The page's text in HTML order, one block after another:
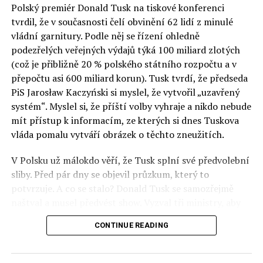
Otázky spojené s vývojem umělé inteligence budou na
fóru AI zvláště diskutovanou oblastí. Fórum AI bude
zahrnovat vyhrazenou tematickou trať skládající se z
panelů, prezentací, workshopů a speciálních akcí.
Budou diskutovány klíčové otázky vlivu umělé
inteligence ve společnosti, ale i v sektoru veřejných a
komerčních služeb. Budou se diskutovat problémy a
výzvy, kterým bude muset trh čelit tváří v tvář zásadním
technologickým změnám. Účastníci fóra také zváží, do
technologií umělé inteligence v mnoha oblastech života
umožní Evropské unii obnovit konkurenceschopnost ve
vztahu ke globálním ekonomikám a nutnosti zajistit
Polský premiér Donald Tusk na tiskové konferenci
tvrdil, že v současnosti čelí obvinění 62 lidí z minulé
vládní garnitury. Podle něj se řízení ohledně
podezřelých veřejných výdajů týká 100 miliard zlotých
(což je přibližně 20 % polského státního rozpočtu a v
přepočtu asi 600 miliard korun). Tusk tvrdí, že předseda
PiS Jarosław Kaczyński si myslel, že vytvořil „uzavřený
systém“. Myslel si, že příští volby vyhraje a nikdo nebude
mít přístup k informacím, ze kterých si dnes Tuskova
vláda pomalu vytváří obrázek o těchto zneužitích.
V Polsku už málokdo věří, že Tusk splní své předvolební
sliby. Před pár dny se objevil průzkum, který to
potvrzuje. A co se stalo? Donald Tusk se samozřejmě
před kamerami podepsali dohodu o stíhání členů PiS, a
ti poslušně ono divadlo předvedli. Andrzej Domański
CONTINUE READING